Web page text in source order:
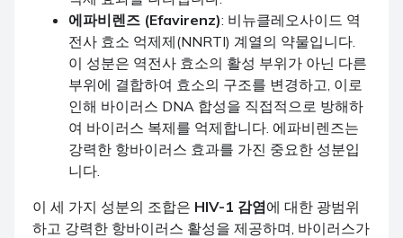
에파비렌즈 (Efavirenz): 비뉴클레오사이드 역
전사 효소 억제제(NNRTI) 계열의 약물입니다.
이 성분은 역전사 효소의 활성 부위가 아닌 다른
부위에 결합하여 효소의 구조를 변경하고, 이로
인해 바이러스 DNA 합성을 직접적으로 방해하
여 바이러스 복제를 억제합니다. 에파비렌즈는
강력한 항바이러스 효과를 가진 중요한 성분입
니다.
이 세 가지 성분의 조합은 HIV-1 감염에 대한 광범위
하고 강력한 항바이러스 활성을 제공하며, 바이러스가